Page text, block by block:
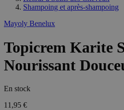
Shampoing et après-shampoing
Mayoly Benelux
Topicrem Karite
Nourissant
En stock
11,95 €